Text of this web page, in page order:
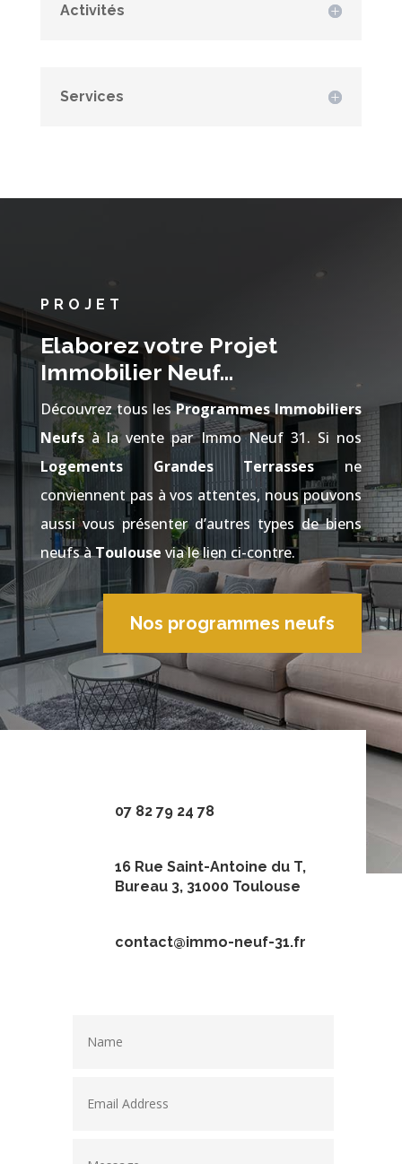
Activités
Services
PROJET
Elaborez votre Projet
Immobilier Neuf…
Découvrez tous lesProgrammes Immobiliers
Neufsà la vente par Immo Neuf 31. Si nos
Logements Grandes Terrassesne
conviennent pas à vos attentes, nous pouvons
aussi vous présenter d’autres types de biens
neufs àToulouse via le lien ci-contre.
Nos programmes neufs
07 82 79 24 78
16 Rue Saint-Antoine du T,
Bureau 3, 31000 Toulouse
contact@immo-neuf-31.fr